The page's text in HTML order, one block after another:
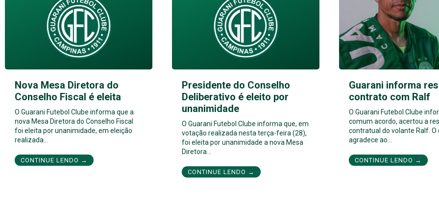
Nova Mesa Diretora do
Conselho Fiscal é eleita
O Guarani Futebol Clube informa que a
nova Mesa Diretora do Conselho Fiscal
foi eleita por unanimidade, em eleição
realizada…
CONTINUE LENDO →
Presidente do Conselho
Deliberativo é eleito por
unanimidade
O Guarani Futebol Clube informa que, em
votação realizada nesta terça-feira (28),
foi eleita por unanimidade a nova Mesa
Diretora…
CONTINUE LENDO →
Guarani informa
contrato com Ralf
O Guarani Futebol Clube
comum acordo, acertou a
contratual do volante Ralf. O
agradece ao…
CONTINUE LENDO →